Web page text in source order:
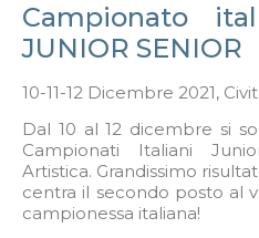
Campionato
JUNIOR SENIOR
10-11-12 Dicembre 2021,
Dal 10 al 12 dicembre si
Campionati Italiani
Artistica. Grandissimo
centra il secondo posto al
campionessa italiana!